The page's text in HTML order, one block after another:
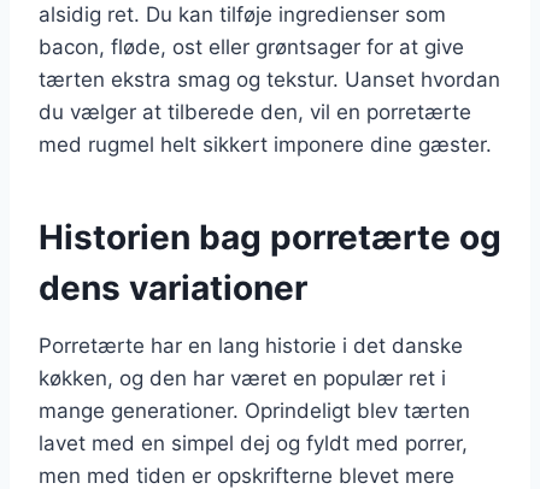
alsidig ret. Du kan tilføje ingredienser som
bacon, fløde, ost eller grøntsager for at give
tærten ekstra smag og tekstur. Uanset hvordan
du vælger at tilberede den, vil en porretærte
med rugmel helt sikkert imponere dine gæster.
Historien bag porretærte og
dens variationer
Porretærte har en lang historie i det danske
køkken, og den har været en populær ret i
mange generationer. Oprindeligt blev tærten
lavet med en simpel dej og fyldt med porrer,
men med tiden er opskrifterne blevet mere